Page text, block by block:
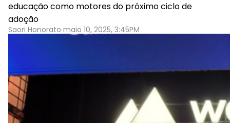
educação como motores do próximo ciclo de
adoção
Saori Honorato maio 10, 2025, 3:45PM